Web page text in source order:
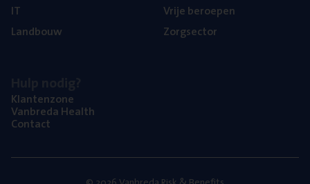
IT
Land­bouw
Vrije beroe­pen
Zorg­sec­tor
Klan­ten­zo­ne
Van­b­re­da Health
Con­tact